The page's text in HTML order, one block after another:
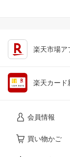
楽天市場ア
楽天カード
会員情報
買い物かご